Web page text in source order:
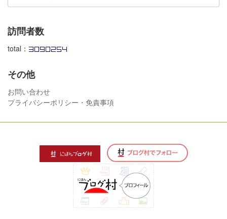
訪問者数
total：
その他
お問い合わせ
プライバシーポリシー・免責事項